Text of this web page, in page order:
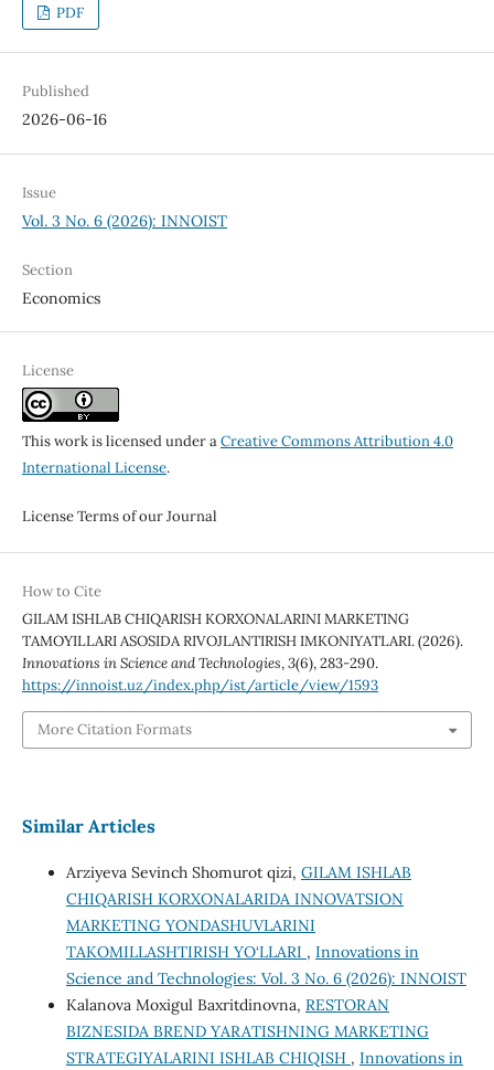
PDF
Published
2026-06-16
Issue
Vol. 3 No. 6 (2026): INNOIST
Section
Economics
License
This work is licensed under aCreative Commons Attribution 4.0
International License.
License Terms of our Journal
How to Cite
GILAM ISHLAB CHIQARISH KORXONALARINI MARKETING
TAMOYILLARI ASOSIDA RIVOJLANTIRISH IMKONIYATLARI. (2026).
Innovations in Science and Technologies,3(6), 283-290.
https://innoist.uz/index.php/ist/article/view/1593
More Citation Formats
Similar Articles
Arziyeva Sevinch Shomurot qizi, GILAM ISHLAB
CHIQARISH KORXONALARIDA INNOVATSION
MARKETING YONDASHUVLARINI
TAKOMILLASHTIRISH YO‘LLARI , Innovations in
Science and Technologies: Vol. 3 No. 6 (2026): INNOIST
Kalanova Moxigul Baxritdinovna, RESTORAN
BIZNESIDA BREND YARATISHNING MARKETING
STRATEGIYALARINI ISHLAB CHIQISH , Innovations in